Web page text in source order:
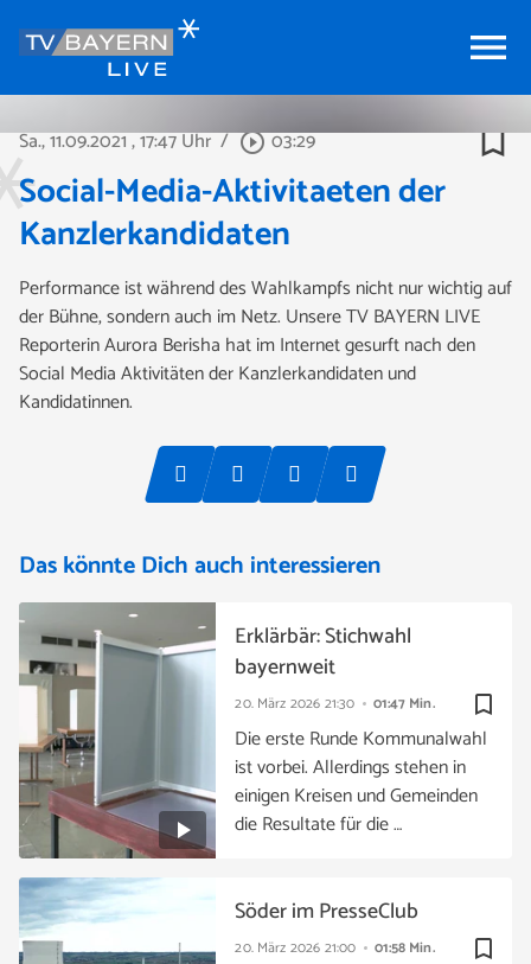
menu
Sa., 11.09.2021, 17:47 Uhr / play_circle_outline03:29 bookmark_border
Social-Media-Aktivitaeten der
Kanzlerkandidaten
Performance ist während des Wahlkampfs nicht nur wichtig auf
der Bühne, sondern auch im Netz. Unsere TV BAYERN LIVE
Reporterin Aurora Berisha hat im Internet gesurft nach den
Social Media Aktivitäten der Kanzlerkandidaten und
Kandidatinnen.
Das könnte Dich auch interessieren
bookmark_border
20. März 2026 21:30 01:47 Min.
Erklärbär: Stichwahl
bayernweit
Die erste Runde Kommunalwahl
ist vorbei. Allerdings stehen in
einigen Kreisen und Gemeinden
die Resultate für die …
bookmark_border
20. März 2026 21:00 01:58 Min.
Söder im PresseClub